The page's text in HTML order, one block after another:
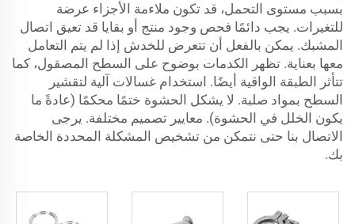
بسبب مستوى التحمل، قد تكون ملاءمة الأجزاء عرضة
للتغيرات. يجب دائمًا فحص وجود منتج أو بقايا قد تعيق اتصال
المشبك. يمكن بالفعل أن تتعرض للخدش إذا لم يتم التعامل
معها بعناية. تظهر الكدمات بوضوح على السطح المصقول، كما
تتأثر الطبقة الواقية أيضًا. استخدام غسالات آلية لتقشير
السطح بمواد صلبة. لا يشكل الحشوة ختمًا محكمًا (عادةً ما
يكون الخلل في الحشوة). معايير تصميم مختلفة. يرجى
الاتصال بنا حتى نتمكن من تشخيص المشكلة المحددة الخاصة
بك.